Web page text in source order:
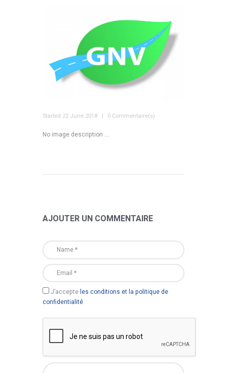
Started 22 June 2018 0 Commentaire(s)
No image description ...
AJOUTER UN COMMENTAIRE
J’accepteles conditions et la politique de
confidentialité